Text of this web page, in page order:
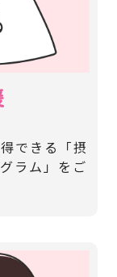
できる「摂
ラム」をご